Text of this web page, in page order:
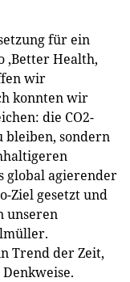
für ein
‚Better Health,
wir
konnten wir
die CO2-
bleiben, sondern
global agierender
Ziel gesetzt und
unseren
Trend der Zeit,